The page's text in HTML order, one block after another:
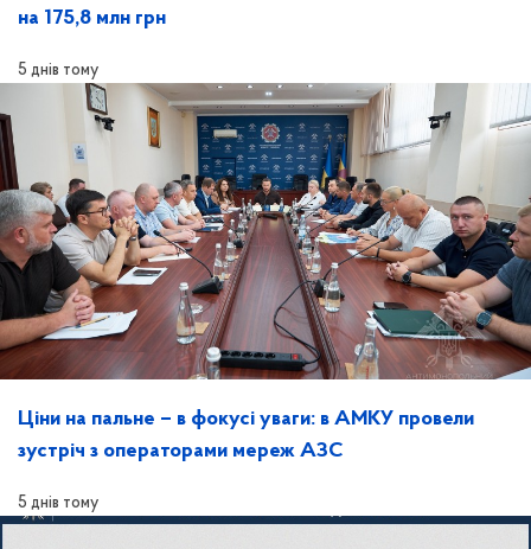
на 175,8 млн грн
5 днів тому
Ціни на пальне – в фокусі уваги: в АМКУ провели
зустріч з операторами мереж АЗС
5 днів тому